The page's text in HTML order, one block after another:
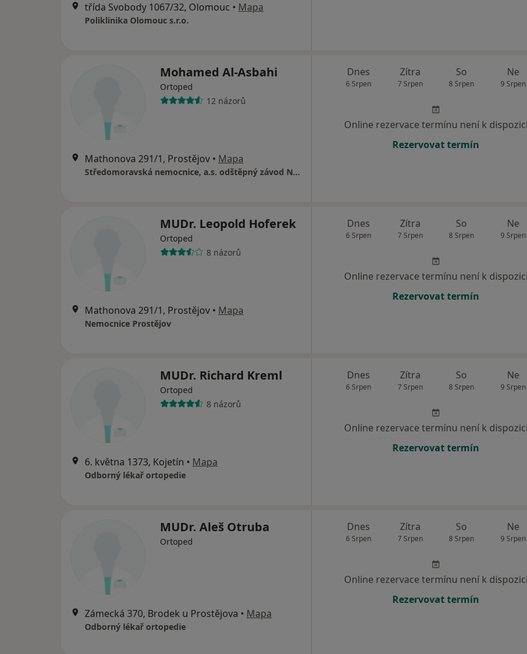
třída Svobody 1067/32, Olomouc • Mapa
Poliklinika Olomouc s.r.o.
Mohamed Al-Asbahi
Ortoped
12 názorů
Mathonova 291/1, Prostějov • Mapa
Středomoravská nemocnice, a.s. odštěpný závod Nemocnice Prostějov
Dnes
6 Srpen
Zítra
7 Srpen
So
8 Srpen
Ne
9 Srpen
Online rezervace termínu není k dispozici
Rezervovat termín
MUDr. Leopold Hoferek
Ortoped
8 názorů
Mathonova 291/1, Prostějov • Mapa
Nemocnice Prostějov
Dnes
6 Srpen
Zítra
7 Srpen
So
8 Srpen
Ne
9 Srpen
Online rezervace termínu není k dispozici
Rezervovat termín
MUDr. Richard Kreml
Ortoped
8 názorů
6. května 1373, Kojetín • Mapa
Odborný lékař ortopedie
Dnes
6 Srpen
Zítra
7 Srpen
So
8 Srpen
Ne
9 Srpen
Online rezervace termínu není k dispozici
Rezervovat termín
MUDr. Aleš Otruba
Ortoped
Zámecká 370, Brodek u Prostějova • Mapa
Odborný lékař ortopedie
Dnes
6 Srpen
Zítra
7 Srpen
So
8 Srpen
Ne
9 Srpen
Online rezervace termínu není k dispozici
Rezervovat termín